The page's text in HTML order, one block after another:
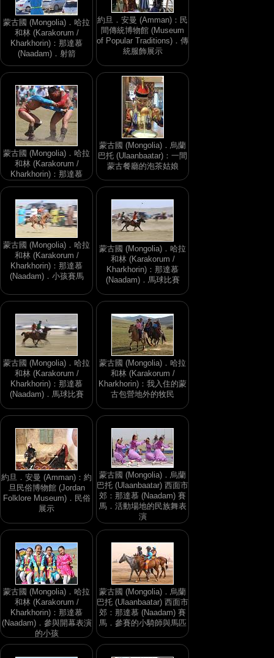
蒙古國 (Mongolia)．哈拉
和林 (Karakorum /
Kharkhorin)：那達慕
(Naadam)．射箭
約旦．安曼 (Amman)：民
間傳統博物館 (Museum
of Popular Traditions)．傳
統服飾展示
蒙古國 (Mongolia)．哈拉
和林 (Karakorum /
Kharkhorin)：那達慕
蒙古國 (Mongolia)．烏蘭
巴托 (Ulaanbaatar)：一間
蒙古餐廳的泡茶姑娘
蒙古國 (Mongolia)．哈拉
和林 (Karakorum /
Kharkhorin)：那達慕
(Naadam)．小孩賽馬
蒙古國 (Mongolia)．哈拉
和林 (Karakorum /
Kharkhorin)：那達慕
(Naadam)．馬球比賽
蒙古國 (Mongolia)．哈拉
和林 (Karakorum /
Kharkhorin)：那達慕
(Naadam)．馬球比賽
蒙古國 (Mongolia)．哈拉
和林 (Karakorum /
Kharkhorin)：我入住的蒙
古包營地外的牧民
約旦．安曼 (Amman)：約
旦民俗博物館 (Jordan
Folklore Museum)．民俗
展示
蒙古國 (Mongolia)．烏蘭
巴托 (Ulaanbaatar) 西面市
郊：那達慕 (Naadam) 賽
馬．活動場地的民族舞表
演
蒙古國 (Mongolia)．哈拉
和林 (Karakorum /
Kharkhorin)：那達慕
(Naadam)．參與開幕表演
的小孩
蒙古國 (Mongolia)．烏蘭
巴托 (Ulaanbaatar) 西面市
郊：那達慕 (Naadam) 賽
馬．參賽的小騎師與馬匹